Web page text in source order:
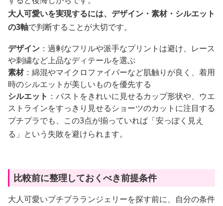
大人可愛いを実現するには、デザイン・素材・シルエット
の3軸で判断することが大切です。
デザイン ：過剰なフリルや派手なプリントは避け、レース
や刺繍など上品なディテールを選ぶ
素材：綿混やマイクロファイバーなど肌触りが良く、着用
時のシルエットが美しいものを優先する
シルエット ：バストをきれいに見せるカップ形状や、ウエ
ストラインをすっきり見せるショーツのカットに注目する
プチプラでも、この3点が揃っていれば「安っぽく見え
る」という失敗を避けられます。
比較前に整理しておくべき前提条件
大人可愛いプチプラランジェリーを探す前に、自分の条件